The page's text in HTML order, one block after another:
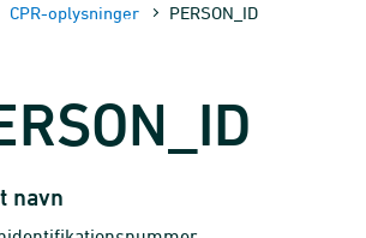
CPR-oplysninger PERSON_ID
navn